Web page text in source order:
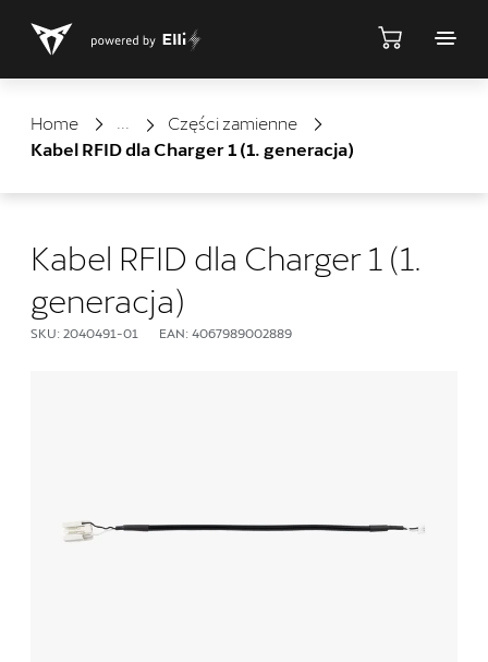
Home SklepCzęści zamienne
Kabel RFID dla Charger 1 (1. generacja)
Kabel RFID dla Charger 1 (1.
generacja)
SKU: 2040491-01 EAN: 4067989002889